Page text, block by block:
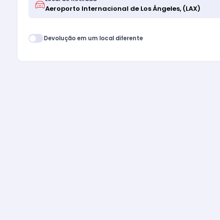
Devolução em um local diferente